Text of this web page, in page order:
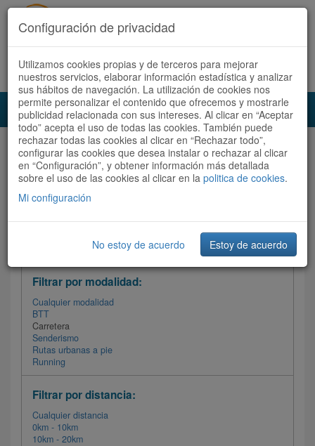
Acceder Registrate ahora Español | Català
Audioruta Todas las rutas
Todas las rutas Ordenar por:Más recientes
Filtrar las rutas
Filtrar por modalidad:
Cualquier modalidad
BTT
Carretera
Senderismo
Rutas urbanas a pie
Running
Filtrar por distancia:
Cualquier distancia
0km - 10km
10km - 20km
Configuración de privacidad
Utilizamos cookies propias y de terceros para mejorar
nuestros servicios, elaborar información estadística y analizar
sus hábitos de navegación. La utilización de cookies nos
permite personalizar el contenido que ofrecemos y mostrarle
publicidad relacionada con sus intereses. Al clicar en “Aceptar
todo” acepta el uso de todas las cookies. También puede
rechazar todas las cookies al clicar en “Rechazar todo”,
configurar las cookies que desea instalar o rechazar al clicar
en “Configuración”, y obtener información más detallada
sobre el uso de las cookies al clicar en la politica de cookies.
Mi configuración
No estoy de acuerdo Estoy de acuerdo